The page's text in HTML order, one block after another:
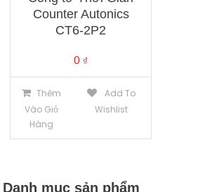
Counter Autonics
CT6-2P2
0 ₫
Thêm
Vào Giỏ
Hàng
Add To
Wishlist
Danh mục sản phẩm